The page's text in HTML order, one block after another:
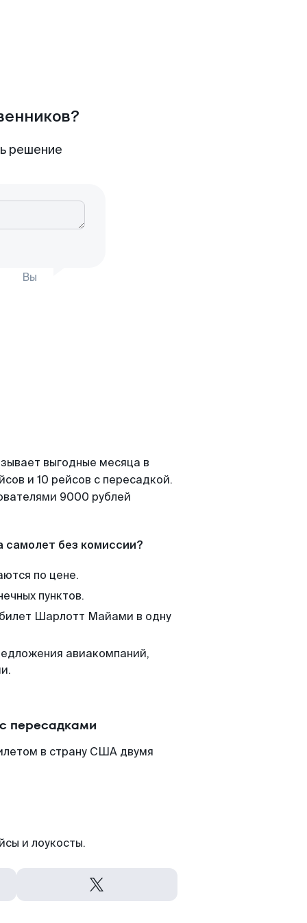
решение
Вы
выгодные месяца в
и 10 рейсов с пересадкой.
9000 рублей
самолет без комиссии?
по цене.
пунктов.
Шарлотт Майами в одну
авиакомпаний,
пересадками
в страну США двумя
и лоукосты.